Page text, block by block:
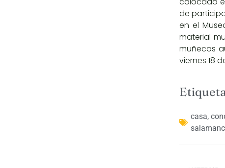
de
en el
material
muñecos
viernes 18
casa,